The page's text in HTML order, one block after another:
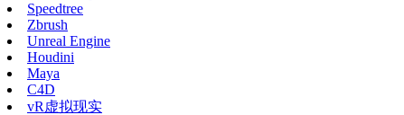
Speedtree
Zbrush
Unreal Engine
Houdini
Maya
C4D
vR虚拟现实